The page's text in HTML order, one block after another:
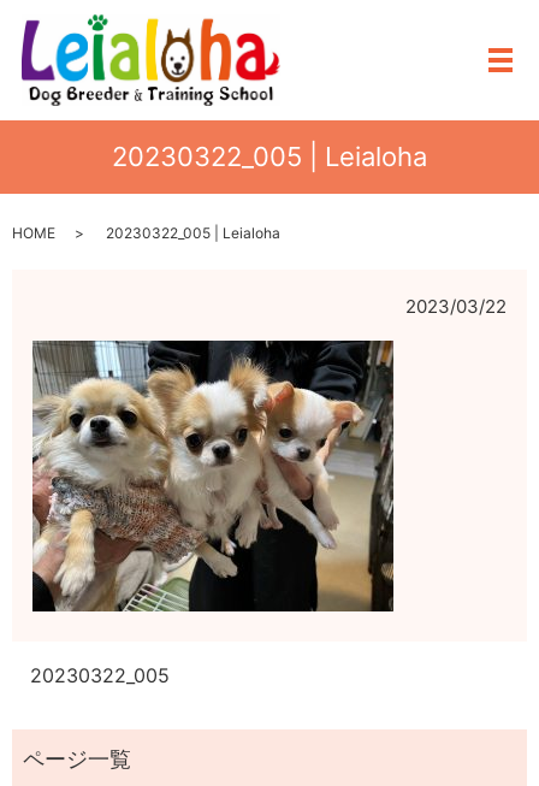
メ
20230322_005 | Leialoha
HOME 20230322_005 | Leialoha
2023/03/22
20230322_005